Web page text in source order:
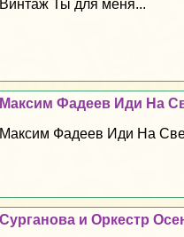
Винтаж Ты для меня...
Максим Фадеев Иди На
Максим Фадеев Иди На
Сурганова и Оркестр